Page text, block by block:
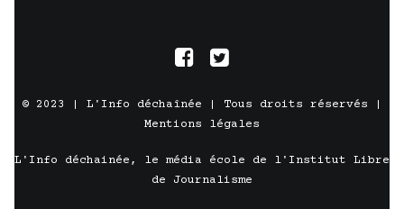
© 2023 | L'Info déchaînée | Tous droits réservés |
Mentions légales
L'Info déchainée, le média école de l' Institut Libre
de Journalisme